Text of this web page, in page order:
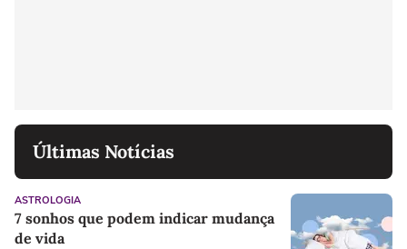
Últimas Notícias
ASTROLOGIA
7 sonhos que podem indicar mudança
de vida